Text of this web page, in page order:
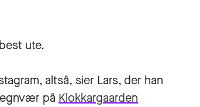
ute.
altså, sier Lars, der han
på Klokkargaarden